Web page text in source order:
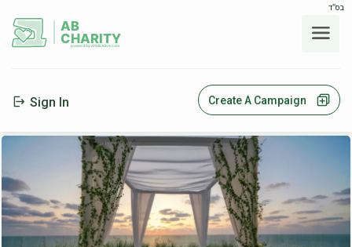
בס"ד
AB
CHARITY
powerd by ahblicklive.com
Sign In Create A Campaign